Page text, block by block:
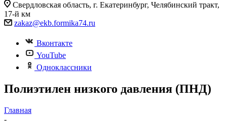
Свердловская область, г. Екатеринбург, Челябинский тракт,
17-й км
zakaz@ekb.formika74.ru
Вконтакте
YouTube
Одноклассники
Полиэтилен низкого давления (ПНД)
Главная
-